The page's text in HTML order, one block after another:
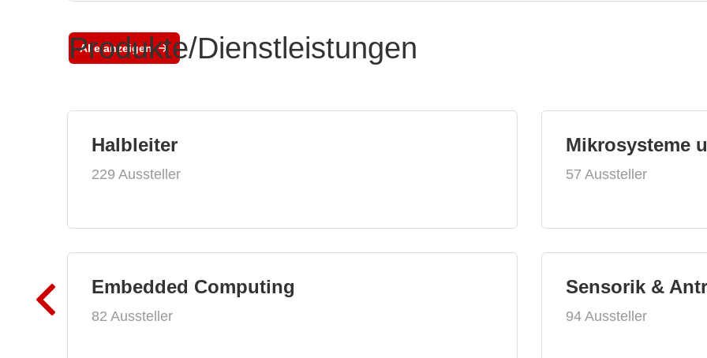
Alle anzeigen
Produkte/Dienstleistungen
Halbleiter
229 Aussteller
Embedded Computing
82 Aussteller
Mikrosysteme
57 Aussteller
Sensorik &
94 Aussteller